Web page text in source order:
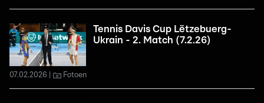
Tennis Davis Cup Lëtzebuerg-
Ukrain - 2. Match (7.2.26)
07.02.2026 Fotoen